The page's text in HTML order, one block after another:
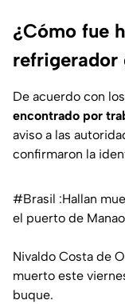
¿Cómo fue
refrigerador
De acuerdo con
encontrado por
aviso a las
confirmaron la
#Brasil :Hallan
el puerto de
Nivaldo Costa de
muerto este
buque.